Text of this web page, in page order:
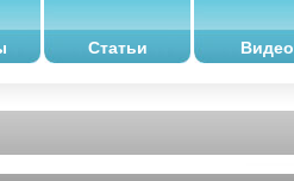
Статьи Видео